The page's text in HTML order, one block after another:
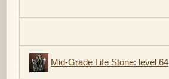
Mid-Grade Life Stone: level 64